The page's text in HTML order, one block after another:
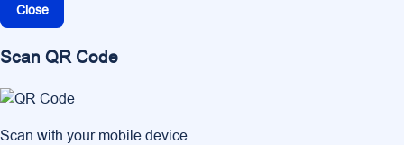
Close
Scan QR Code
Scan with your mobile device